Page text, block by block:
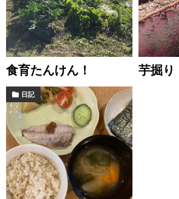
食育たんけん！ 芋掘り
日記